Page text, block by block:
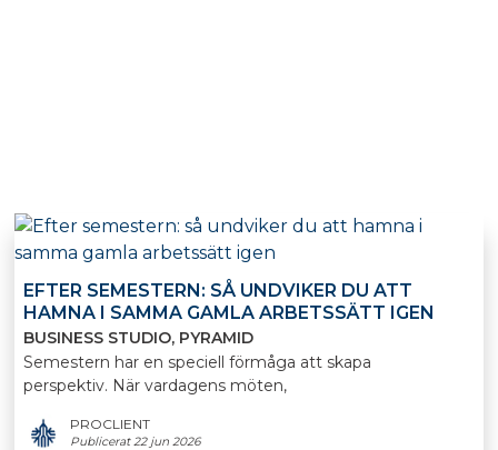
EFTER SEMESTERN: SÅ UNDVIKER DU ATT
HAMNA I SAMMA GAMLA ARBETSSÄTT IGEN
BUSINESS STUDIO PYRAMID
Semestern har en speciell förmåga att skapa
perspektiv. När vardagens möten,
PROCLIENT
Publicerat 22 jun 2026